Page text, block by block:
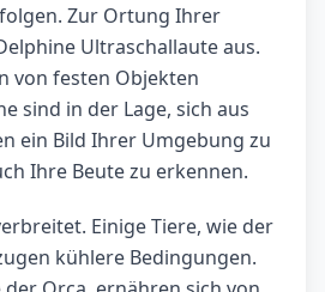
Zur Ortung Ihrer
Ultraschallaute aus.
von festen Objekten
sind in der Lage, sich aus
ein Bild Ihrer Umgebung zu
Ihre Beute zu erkennen.
Einige Tiere, wie der
kühlere Bedingungen.